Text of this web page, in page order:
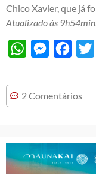
Chico Xavier, que já
Atualizado às 9h54min
WhatsAppMessenger
2 Comentários